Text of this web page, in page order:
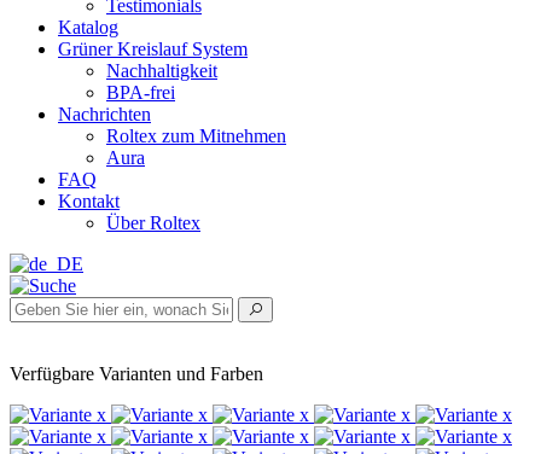
Testimonials
Katalog
Grüner Kreislauf System
Nachhaltigkeit
BPA-frei
Nachrichten
Roltex zum Mitnehmen
Aura
FAQ
Kontakt
Über Roltex
Verfügbare Varianten und Farben